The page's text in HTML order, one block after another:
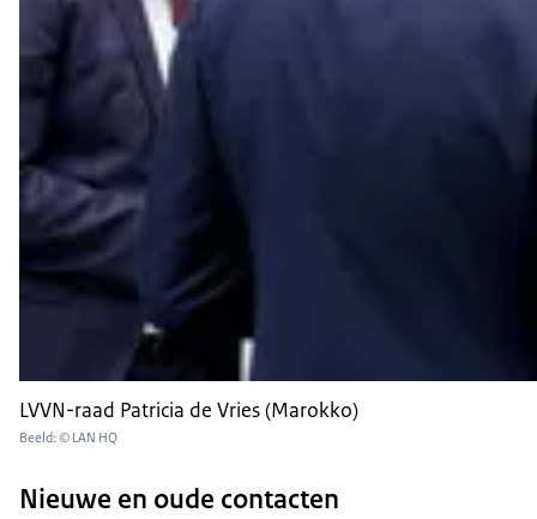
LVVN-raad Patricia de Vries (Marokko)
Beeld: © LAN HQ
Nieuwe en oude contacten